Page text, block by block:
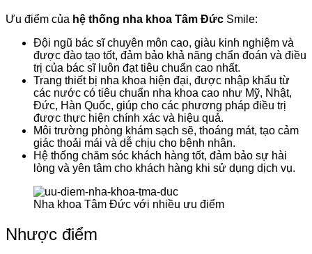
Ưu điểm của hệ thống nha khoa Tâm Đức Smile:
Đội ngũ bác sĩ chuyên môn cao, giàu kinh nghiệm và
được đào tạo tốt, đảm bảo khả năng chẩn đoán và điều
trị của bác sĩ luôn đạt tiêu chuẩn cao nhất.
Trang thiết bị nha khoa hiện đại, được nhập khẩu từ
các nước có tiêu chuẩn nha khoa cao như Mỹ, Nhật,
Đức, Hàn Quốc, giúp cho các phương pháp điều trị
được thực hiện chính xác và hiệu quả.
Môi trường phòng khám sạch sẽ, thoáng mát, tạo cảm
giác thoải mái và dễ chịu cho bệnh nhân.
Hệ thống chăm sóc khách hàng tốt, đảm bảo sự hài
lòng và yên tâm cho khách hàng khi sử dụng dịch vụ.
Nha khoa Tâm Đức với nhiều ưu điểm
Nhược điểm